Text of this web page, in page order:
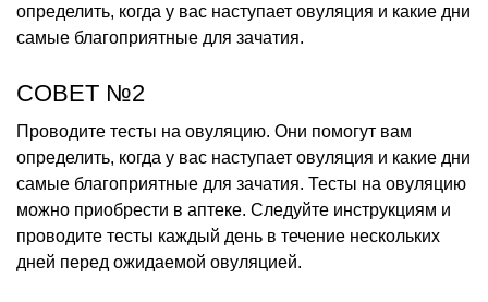
определить, когда у вас наступает овуляция и какие дни
самые благоприятные для зачатия.
СОВЕТ №2
Проводите тесты на овуляцию. Они помогут вам
определить, когда у вас наступает овуляция и какие дни
самые благоприятные для зачатия. Тесты на овуляцию
можно приобрести в аптеке. Следуйте инструкциям и
проводите тесты каждый день в течение нескольких
дней перед ожидаемой овуляцией.